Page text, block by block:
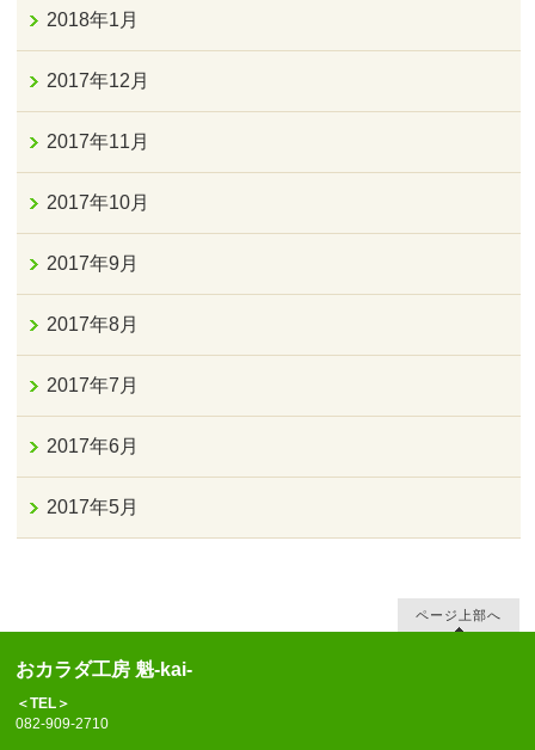
2018年1月
2017年12月
2017年11月
2017年10月
2017年9月
2017年8月
2017年7月
2017年6月
2017年5月
ページ上部へ
おカラダ工房 魁-kai-
＜TEL＞
082-909-2710